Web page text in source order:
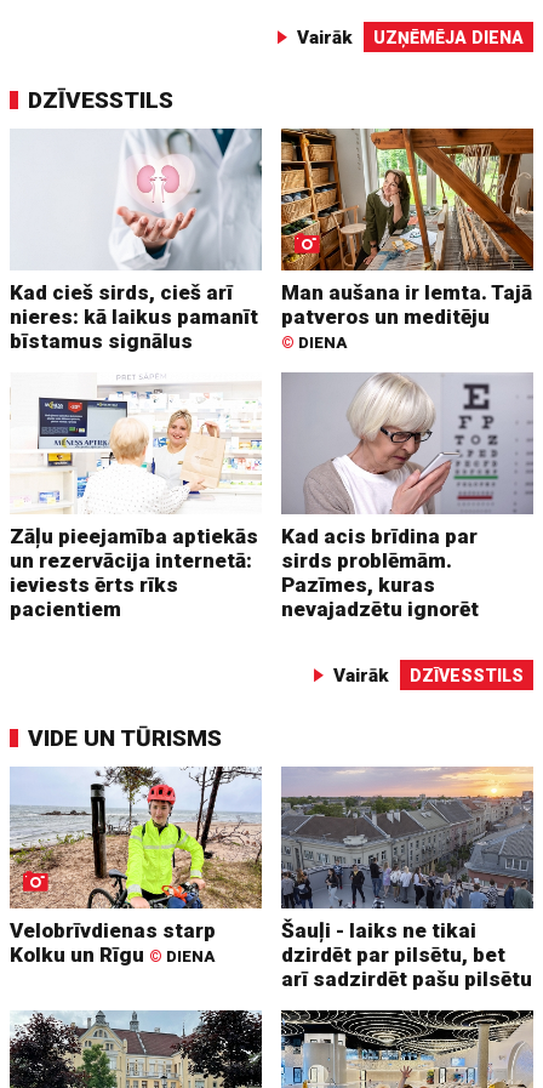
Vairāk UZŅĒMĒJA DIENA
DZĪVESSTILS
Kad cieš sirds, cieš arī
nieres: kā laikus pamanīt
bīstamus signālus
Man aušana ir lemta. Tajā
patveros un meditēju
© DIENA
Zāļu pieejamība aptiekās
un rezervācija internetā:
ieviests ērts rīks
pacientiem
Kad acis brīdina par
sirds problēmām.
Pazīmes, kuras
nevajadzētu ignorēt
Vairāk DZĪVESSTILS
VIDE UN TŪRISMS
Velobrīvdienas starp
Kolku un Rīgu © DIENA
Šauļi - laiks ne tikai
dzirdēt par pilsētu, bet
arī sadzirdēt pašu pilsētu